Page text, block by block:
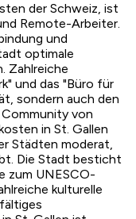
der Schweiz, ist
Remote-Arbeiter.
und
optimale
Zahlreiche
und das "Büro für
sondern auch den
von
in St. Gallen
Städten moderat,
Die Stadt besticht
zum UNESCO-
kulturelle